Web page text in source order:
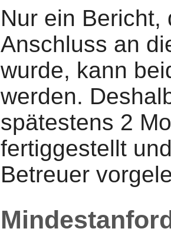
Nur ein Bericht,
Anschluss an
wurde, kann
werden.
spätestens 2
fertiggestellt
Betreuer